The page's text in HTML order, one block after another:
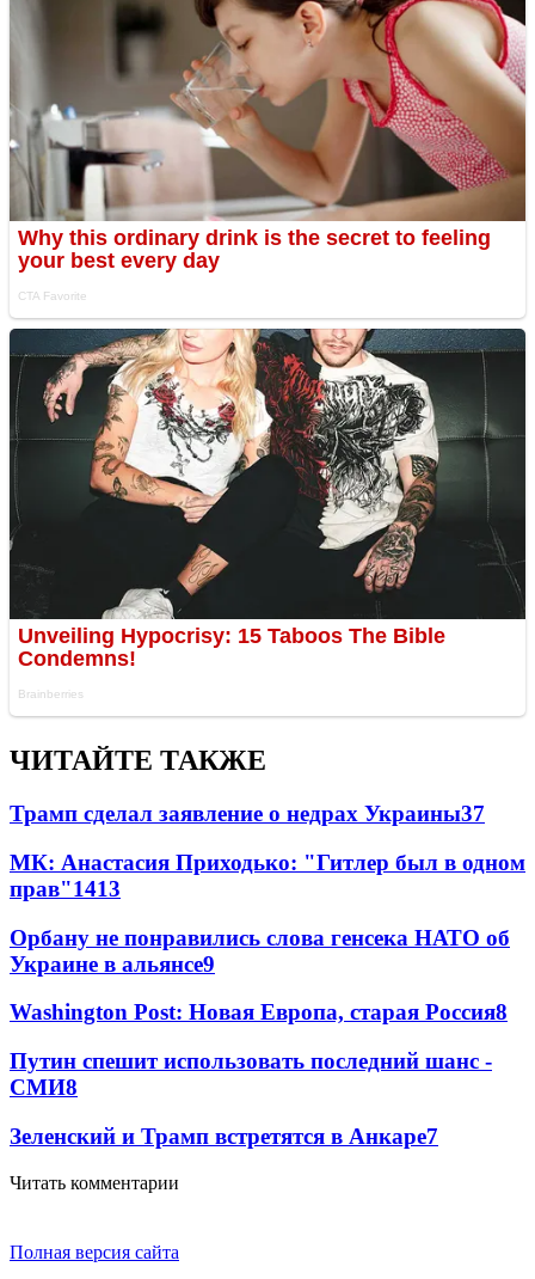
ЧИТАЙТЕ ТАКЖЕ
Трамп сделал заявление о недрах Украины37
МК: Анастасия Приходько: "Гитлер был в одном
прав"1413
Орбану не понравились слова генсека НАТО об
Украине в альянсе9
Washington Post: Новая Европа, старая Россия8
Путин спешит использовать последний шанс -
СМИ8
Зеленский и Трамп встретятся в Анкаре7
Читать комментарии
Полная версия сайта